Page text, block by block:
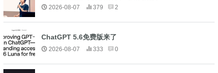
2026-08-07 379 2
ChatGPT 5.6免费版来了
2026-08-07 333 0